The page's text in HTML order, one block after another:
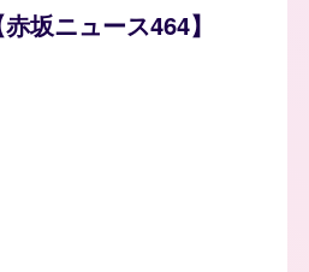
坂ニュース464】